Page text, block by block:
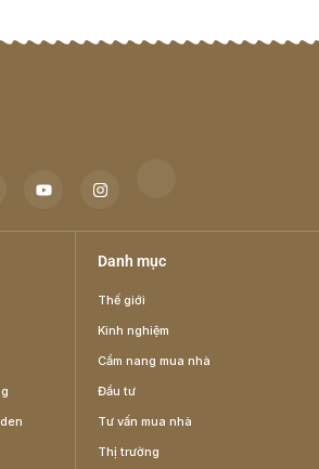
Danh mục
Thế giới
Kinh nghiệm
Cẩm nang mua nhà
Đầu tư
Tư vấn mua nhà
Thị trường